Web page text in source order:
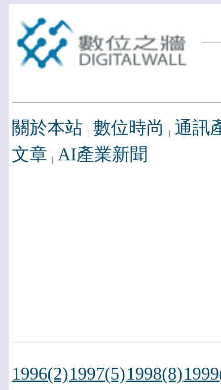
關於本站 數位時尚
通訊
文章 AI產業新聞
1996(2)1997(5)1998(8)